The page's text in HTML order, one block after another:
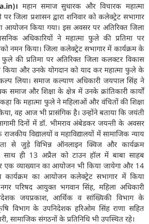
महान समाज सुधारक और विचारक महात्मा
जिला प्रशासन द्वारा शनिवार को कलेक्ट्रेट सभागार
आयोजन किया गया। इस अवसर पर अतिरिक्त जिला
अधिकारियों ने महात्मा फुले की प्रतिमा पर
नमन किया। जिला कलेक्ट्रेट सभागार में कार्यक्रम के
फुले की प्रतिमा पर अतिरिक्त जिला कलक्टर विकास
किया और उनके योगदान को याद कर महात्मा फुले के
लिया। समाज कल्याण अधिकारी जयपाल सिंह ने
समाज और शिक्षा के क्षेत्र में उनके क्रांतिकारी कार्यों
कहा कि महात्मा फुले ने महिलाओं और वंचितों की शिक्षा
वह आज भी प्रासंगिक है। उन्होंने बताया कि जयंती
दिनों में डॉ. भीमराव अंबेडकर जयन्ती के अवसर
विद्यालयों व महाविद्यालयों में सामाजिक न्याय
से जुड़े विभिन्न ऑनलाइन क्विज और कार्यक्रम
ही 13 अप्रैल को टाउन हॉल में बाबा साहब
व्याख्यान का आयोजन भी किया जायेगा और 14
कार्यक्रम का आयोजन कलेक्ट्रेट सभागार में किया
परिषद आयुक्त भगवान सिंह, महिला अधिकारी
जयप्रकाश, आर्थिक व सांख्यिकी विभाग के
विभाग के उपनिदेशक हरिओम सिंह राणा सहित
सामाजिक संगठनों के प्रतिनिधि भी उपस्थित रहे।